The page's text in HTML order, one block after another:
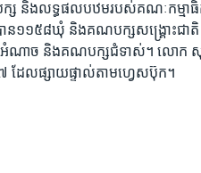
ស និង​លទ្ធផល​បឋមរបស់​គណៈកម្មាធិ
ាន​១១៥៨​ឃុំ និង​គណបក្ស​សង្គ្រោះជ
ាច និង​គណបក្ស​ជំទាស់។ លោក សុខ
ដែល​ផ្សាយ​ផ្ទាល់​តាម​ហ្វេសប៊ុក។